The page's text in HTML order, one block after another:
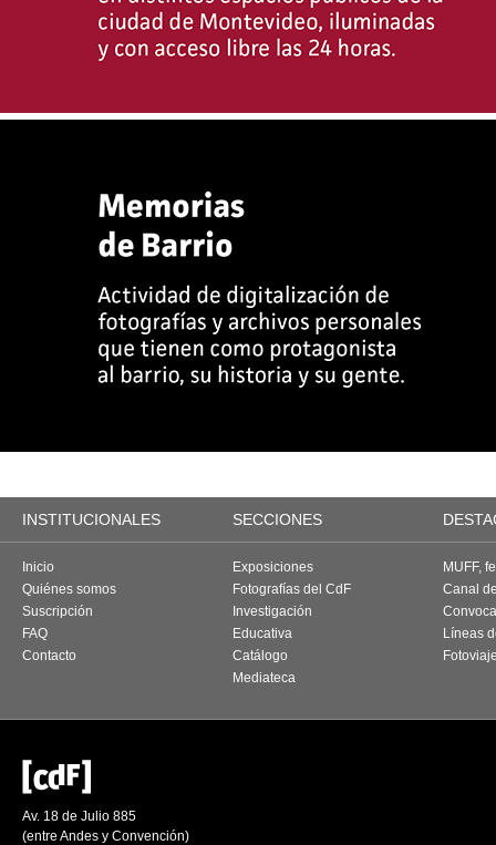
INSTITUCIONALES SECCIONES
Inicio
Quiénes somos
Suscripción
FAQ
Contacto
Exposiciones
Fotografías del CdF
Investigación
Educativa
Catálogo
Mediateca
MUFF,
Canal
Líneas
Av. 18 de Julio 885
(entre Andes y Convención)